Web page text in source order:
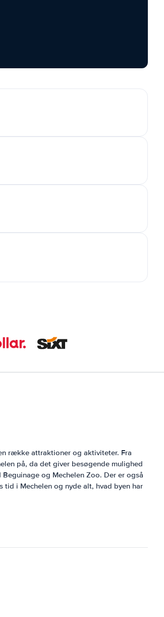
række attraktioner og aktiviteter. Fra
på, da det giver besøgende mulighed
og Mechelen Zoo. Der er også
i Mechelen og nyde alt, hvad byen har